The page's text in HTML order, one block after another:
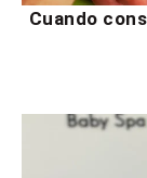
Cuando